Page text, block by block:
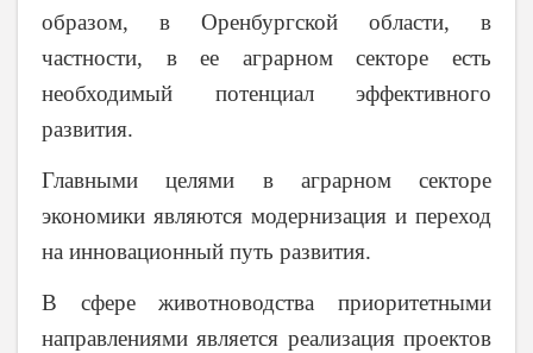
образом, в Оренбургской области, в
частности, в ее аграрном секторе есть
необходимый потенциал эффективного
развития.
Главными целями в аграрном секторе
экономики являются модернизация и переход
на инновационный путь развития.
В сфере животноводства приоритетными
направлениями является реализация проектов